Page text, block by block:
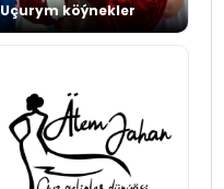
Uçurym köýnekler